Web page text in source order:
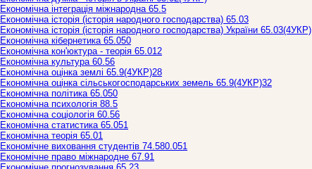
Економічна інтеграція міжнародна 65.5
Економічна історія (історія народного господарства) 65.03
Економічна історія (історія народного господарства) України 65.03(4УКР)
Економічна кібернетика 65.050
Економічна кон'юктура - теорія 65.012
Економічна культура 60.56
Економічна оцінка землі 65.9(4УКР)28
Економічна оцінка сільськогосподарських земель 65.9(4УКР)32
Економічна політика 65.050
Економічна психологія 88.5
Економічна соціологія 60.56
Економічна статистика 65.051
Економічна теорія 65.01
Економічне виховання студентів 74.580.051
Економічне право міжнародне 67.91